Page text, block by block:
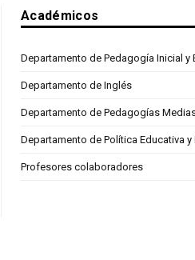
Académicos
Departamento de Pedagogía Inicial y
Departamento de Inglés
Departamento de Pedagogías
Departamento de Política Educativa
Profesores colaboradores